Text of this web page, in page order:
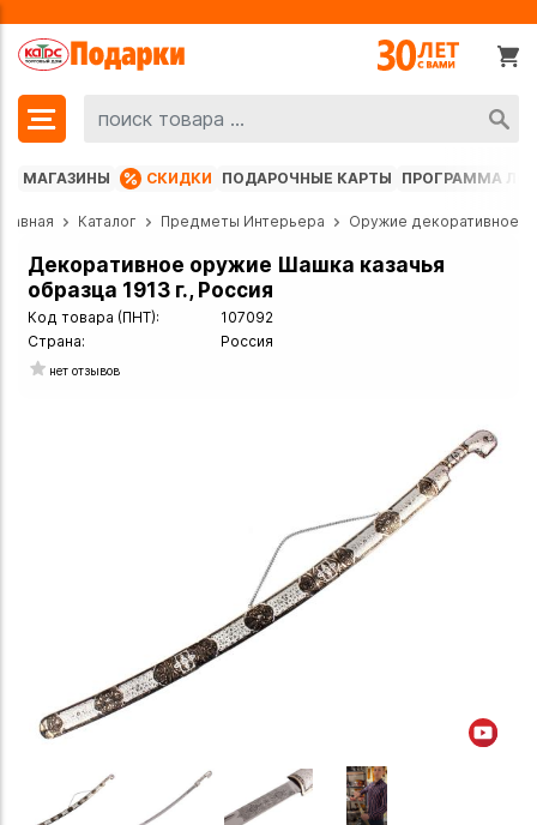
МАГАЗИНЫ СКИДКИ ПОДАРОЧНЫЕ КАРТЫ ПРОГРАММА
Каталог Предметы Интерьера Оружие декоративное
Декоративное оружие Шашка казачья
образца 1913 г., Россия
Код товара (ПНТ):
107092
Страна:
Россия
нет отзывов